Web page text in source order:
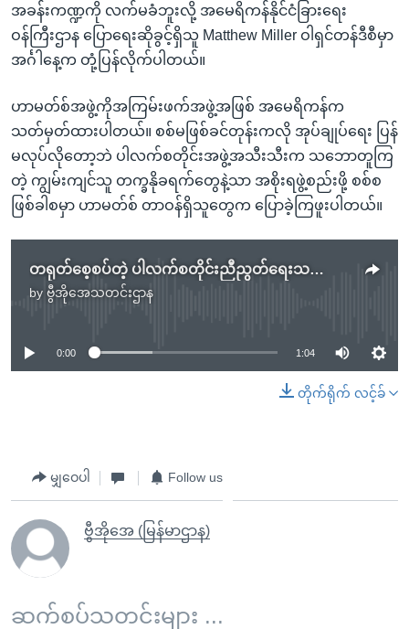
အခန်းကဏ္ဍကို လက်မခံဘူးလို့ အမေရိကန်နိုင်ငံခြားရေး
ဝန်ကြီးဌာန ပြောရေးဆိုခွင့်ရှိသူ Matthew Miller ဝါရှင်တန်ဒီစီမှာ
အင်္ဂါနေ့က တုံ့ပြန်လိုက်ပါတယ်။
ဟာမတ်စ်အဖွဲ့ကိုအကြမ်းဖက်အဖွဲ့အဖြစ် အမေရိကန်က
သတ်မှတ်ထားပါတယ်။ စစ်မဖြစ်ခင်တုန်းကလို အုပ်ချုပ်ရေး ပြန်
မလုပ်လိုတော့ဘဲ ပါလက်စတိုင်းအဖွဲ့အသီးသီးက သဘောတူကြ
တဲ့ ကျွမ်းကျင်သူ တက္ခနိုခရက်တွေနဲ့သာ အစိုးရဖွဲ့စည်းဖို့ စစ်စ
ဖြစ်ခါစမှာ ဟာမတ်စ် တာဝန်ရှိသူတွေက ပြောခဲ့ကြဖူးပါတယ်။
တရုတ်စေ့စပ်တဲ့ ပါလက်စတိုင်းညီညွတ်ရေးသဘောတူညီမှု အီးယူထောက်ခံ
by ဗွီအိုအေသတင်းဌာန
No media source currently available
0:00 1:04
တိုက်ရိုက် လင့်ခ်
မျှဝေပါ Follow us
ဗွီအိုအေ (မြန်မာဌာန)
ဆက်စပ်သတင်းများ ...